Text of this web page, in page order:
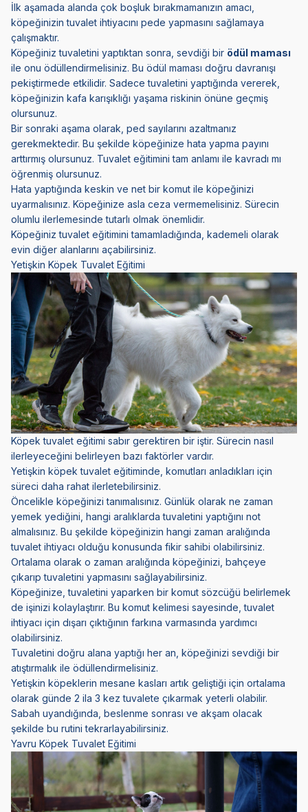
İlk aşamada alanda çok boşluk bırakmamanızın amacı,
köpeğinizin tuvalet ihtiyacını pede yapmasını sağlamaya
çalışmaktır.
Köpeğiniz tuvaletini yaptıktan sonra, sevdiği bir ödül maması
ile onu ödüllendirmelisiniz. Bu ödül maması doğru davranışı
pekiştirmede etkilidir. Sadece tuvaletini yaptığında vererek,
köpeğinizin kafa karışıklığı yaşama riskinin önüne geçmiş
olursunuz.
Bir sonraki aşama olarak, ped sayılarını azaltmanız
gerekmektedir. Bu şekilde köpeğinize hata yapma payını
arttırmış olursunuz. Tuvalet eğitimini tam anlamı ile kavradı mı
öğrenmiş olursunuz.
Hata yaptığında keskin ve net bir komut ile köpeğinizi
uyarmalısınız. Köpeğinize asla ceza vermemelisiniz. Sürecin
olumlu ilerlemesinde tutarlı olmak önemlidir.
Köpeğiniz tuvalet eğitimini tamamladığında, kademeli olarak
evin diğer alanlarını açabilirsiniz.
Yetişkin Köpek Tuvalet Eğitimi
Köpek tuvalet eğitimi sabır gerektiren bir iştir. Sürecin nasıl
ilerleyeceğini belirleyen bazı faktörler vardır.
Yetişkin köpek tuvalet eğitiminde, komutları anladıkları için
süreci daha rahat ilerletebilirsiniz.
Öncelikle köpeğinizi tanımalısınız. Günlük olarak ne zaman
yemek yediğini, hangi aralıklarda tuvaletini yaptığını not
almalısınız. Bu şekilde köpeğinizin hangi zaman aralığında
tuvalet ihtiyacı olduğu konusunda fikir sahibi olabilirsiniz.
Ortalama olarak o zaman aralığında köpeğinizi, bahçeye
çıkarıp tuvaletini yapmasını sağlayabilirsiniz.
Köpeğinize, tuvaletini yaparken bir komut sözcüğü belirlemek
de işinizi kolaylaştırır. Bu komut kelimesi sayesinde, tuvalet
ihtiyacı için dışarı çıktığının farkına varmasında yardımcı
olabilirsiniz.
Tuvaletini doğru alana yaptığı her an, köpeğinizi sevdiği bir
atıştırmalık ile ödüllendirmelisiniz.
Yetişkin köpeklerin mesane kasları artık geliştiği için ortalama
olarak günde 2 ila 3 kez tuvalete çıkarmak yeterli olabilir.
Sabah uyandığında, beslenme sonrası ve akşam olacak
şekilde bu rutini tekrarlayabilirsiniz.
Yavru Köpek Tuvalet Eğitimi